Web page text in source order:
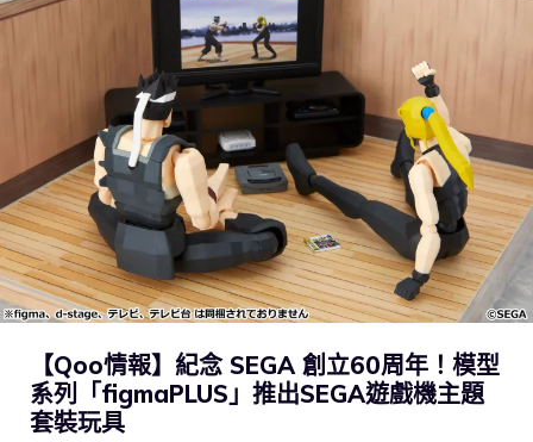
【Qoo情報】紀念 SEGA 創立60周年！模型
系列「figmaPLUS」推出SEGA遊戲機主題
套裝玩具